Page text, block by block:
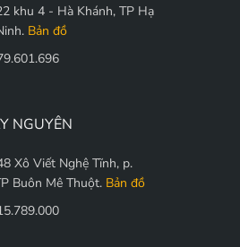
khu 4 - Hà Khánh, TP Hạ
Bản đồ
NGUYÊN
Xô Viết Nghệ Tĩnh, p.
Buôn Mê Thuột. Bản đồ